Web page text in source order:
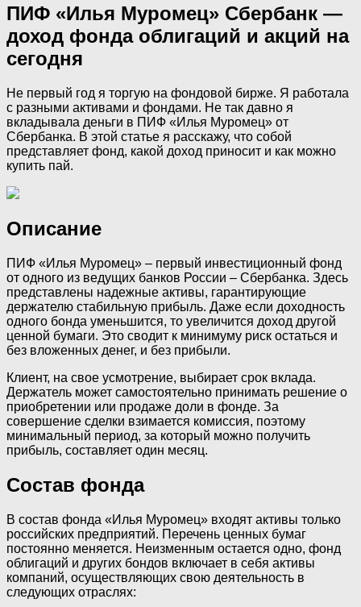
ПИФ «Илья Муромец» Сбербанк —
доход фонда облигаций и акций на
сегодня
Не первый год я торгую на фондовой бирже. Я работала
с разными активами и фондами. Не так давно я
вкладывала деньги в ПИФ «Илья Муромец» от
Сбербанка. В этой статье я расскажу, что собой
представляет фонд, какой доход приносит и как можно
купить пай.
Описание
ПИФ «Илья Муромец» – первый инвестиционный фонд
от одного из ведущих банков России – Сбербанка. Здесь
представлены надежные активы, гарантирующие
держателю стабильную прибыль. Даже если доходность
одного бонда уменьшится, то увеличится доход другой
ценной бумаги. Это сводит к минимуму риск остаться и
без вложенных денег, и без прибыли.
Клиент, на свое усмотрение, выбирает срок вклада.
Держатель может самостоятельно принимать решение о
приобретении или продаже доли в фонде. За
совершение сделки взимается комиссия, поэтому
минимальный период, за который можно получить
прибыль, составляет один месяц.
Состав фонда
В состав фонда «Илья Муромец» входят активы только
российских предприятий. Перечень ценных бумаг
постоянно меняется. Неизменным остается одно, фонд
облигаций и других бондов включает в себя активы
компаний, осуществляющих свою деятельность в
следующих отраслях: